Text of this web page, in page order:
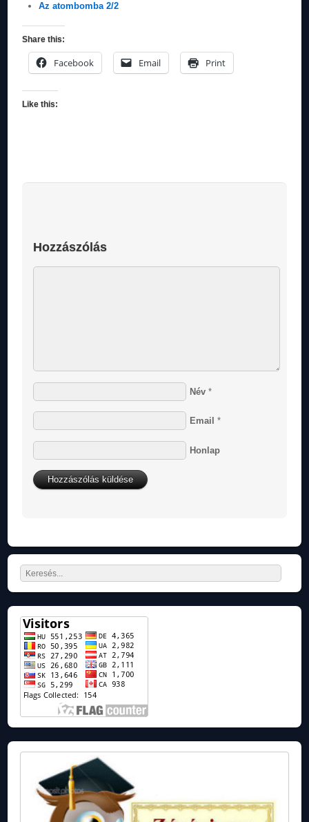
Az atombomba 2/2
Share this:
Facebook Email Print
Like this:
Hozzászólás
Név *
Email *
Honlap